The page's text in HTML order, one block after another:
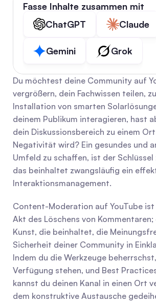
Fasse Inhalte zusammen mit
ChatGPT
Claude
Gemini Grok
Du möchtest deine Community auf
vergrößern, dein Fachwissen teilen,
Installation von smarten
deinem Publikum interagieren, hast
dein Diskussionsbereich zu einem
Negativität wird? Ein gesundes und
Umfeld zu schaffen, ist der Schlüssel
das beinhaltet zwangsläufig ein
Interaktionsmanagement.
Content-Moderation auf YouTube
Akt des Löschens von Kommentaren;
Kunst, die beinhaltet, die
Sicherheit deiner Community in
Indem du die Werkzeuge
Verfügung stehen, und Best
kannst du deinen Kanal in einen Ort
dem konstruktive Austausche